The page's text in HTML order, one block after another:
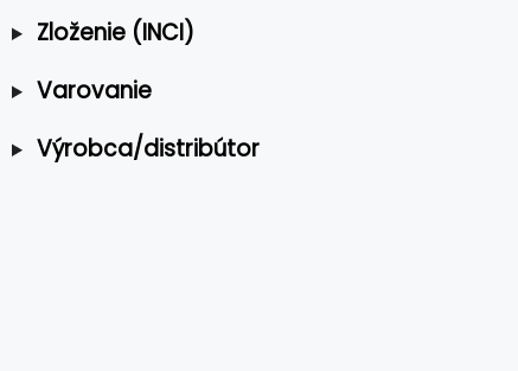
Zloženie (INCI)
Varovanie
Výrobca/distribútor